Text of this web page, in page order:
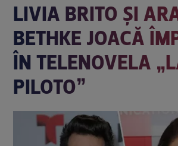
LIVIA BRITO ŞI
BETHKE JOACĂ
ÎN TELENOVELA
PILOTO”